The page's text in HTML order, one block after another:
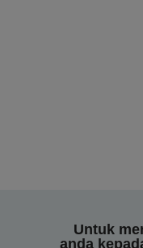
Untuk
anda